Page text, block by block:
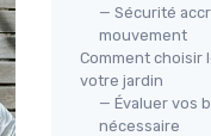
— Sécurité
mouvement
Comment choisir
votre jardin
— Évaluer vos
nécessaire